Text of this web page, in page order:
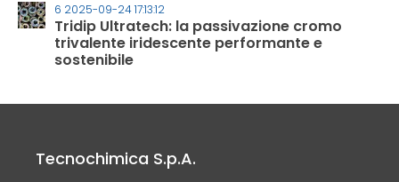
6 2025-09-24 17:13:12
Tridip Ultratech: la passivazione cromo
trivalente iridescente performante e
sostenibile
Tecnochimica S.p.A.